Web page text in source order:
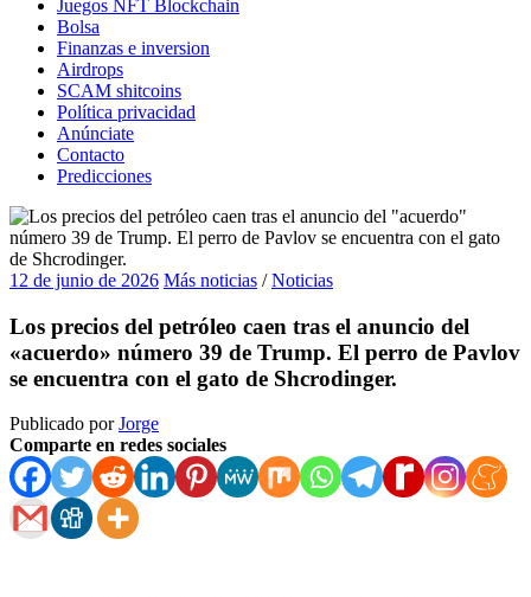
Juegos NFT Blockchain
Bolsa
Finanzas e inversion
Airdrops
SCAM shitcoins
Política privacidad
Anúnciate
Contacto
Predicciones
12 de junio de 2026 Más noticias /Noticias
Los precios del petróleo caen tras el anuncio del
«acuerdo» número 39 de Trump. El perro de Pavlov
se encuentra con el gato de Shcrodinger.
Publicado porJorge
Comparte en redes sociales